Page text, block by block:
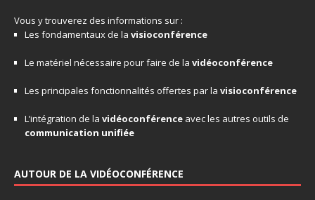
Vous y trouverez des informations sur :
Les fondamentaux de la visioconférence
Le matériel nécessaire pour faire de la vidéoconférence
Les principales fonctionnalités offertes par la visioconférence
L’intégration de la vidéoconférence avec les autres outils de
communication unifiée
AUTOUR DE LA VIDÉOCONFÉRENCE